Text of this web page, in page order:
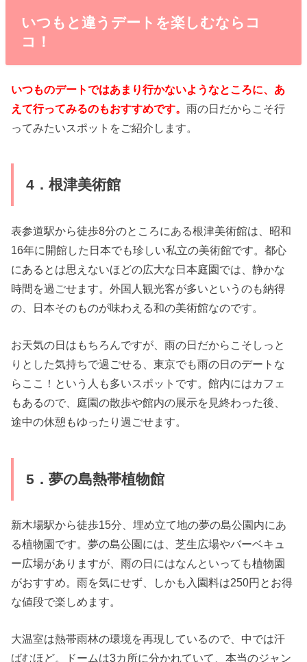
いつもと違うデートを楽しむならコ
コ！
いつものデートではあまり行かないようなところに、あ
えて行ってみるのもおすすめです。雨の日だからこそ行
ってみたいスポットをご紹介します。
4．根津美術館
表参道駅から徒歩8分のところにある根津美術館は、昭和
16年に開館した日本でも珍しい私立の美術館です。都心
にあるとは思えないほどの広大な日本庭園では、静かな
時間を過ごせます。外国人観光客が多いというのも納得
の、日本そのものが味わえる和の美術館なのです。
お天気の日はもちろんですが、雨の日だからこそしっと
りとした気持ちで過ごせる、東京でも雨の日のデートな
らここ！という人も多いスポットです。館内にはカフェ
もあるので、庭園の散歩や館内の展示を見終わった後、
途中の休憩もゆったり過ごせます。
5．夢の島熱帯植物館
新木場駅から徒歩15分、埋め立て地の夢の島公園内にあ
る植物園です。夢の島公園には、芝生広場やバーベキュ
ー広場がありますが、雨の日にはなんといっても植物園
がおすすめ。雨を気にせず、しかも入園料は250円とお得
な値段で楽しめます。
大温室は熱帯雨林の環境を再現しているので、中では汗
ばむほど。ドームは3カ所に分かれていて、本当のジャン